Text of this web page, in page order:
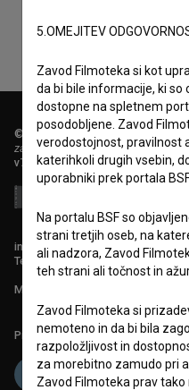
© 2018-2026, Filmoteka,
zavod za širjenje filmske kulture
v7.151.0
info@filmoteka.si
Tehnična pomoč: podpora@bsf.si
Mednarodna številka ISSN 2670-
Projekt sofinancira:
5.OMEJITEV
Zavod Filmoteka si kot
da bi bile informacije, ki so
dostopne na spletnem
posodobljene. Zavod
verodostojnost, pravilnost
katerihkoli drugih vsebin,
uporabniki prek portala
Na portalu BSF so
strani tretjih oseb, na
ali nadzora, Zavod
teh strani ali točnost in
Zavod Filmoteka si
nemoteno in da bi bila
razpoložljivost in
za morebitno zamudo pri
Zavod Filmoteka prav